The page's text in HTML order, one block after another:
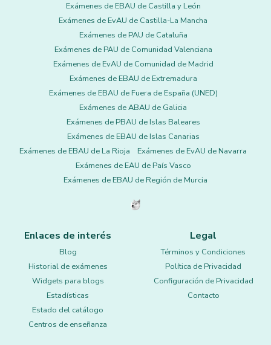
Exámenes de EBAU de Castilla y León
Exámenes de EvAU de Castilla-La Mancha
Exámenes de PAU de Cataluña
Exámenes de PAU de Comunidad Valenciana
Exámenes de EvAU de Comunidad de Madrid
Exámenes de EBAU de Extremadura
Exámenes de EBAU de Fuera de España (UNED)
Exámenes de ABAU de Galicia
Exámenes de PBAU de Islas Baleares
Exámenes de EBAU de Islas Canarias
Exámenes de EBAU de La Rioja
Exámenes de EvAU de Navarra
Exámenes de EAU de País Vasco
Exámenes de EBAU de Región de Murcia
Enlaces de interés
Blog
Historial de exámenes
Widgets para blogs
Estadísticas
Estado del catálogo
Centros de enseñanza
Legal
Términos y Condiciones
Política de Privacidad
Configuración de Privacidad
Contacto